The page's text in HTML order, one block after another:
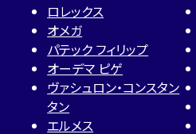
ロレックス
オメガ
パテック フィリップ
オーデマ ピゲ
ヴァシュロン・コンスタン
タン
エルメス